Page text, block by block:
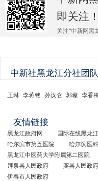
即关注！
关注“中新网黑
中新社黑龙江分社团队
王琳 李蒋铭 孙汉仑 郭璨 李香
友情链接
黑龙江政府网 国际在线黑龙
哈尔滨市第五医院
哈尔滨医
黑龙江中医药大学附属第二医院
拜泉县人民政府
宾县人民政府
伊春市人民政府